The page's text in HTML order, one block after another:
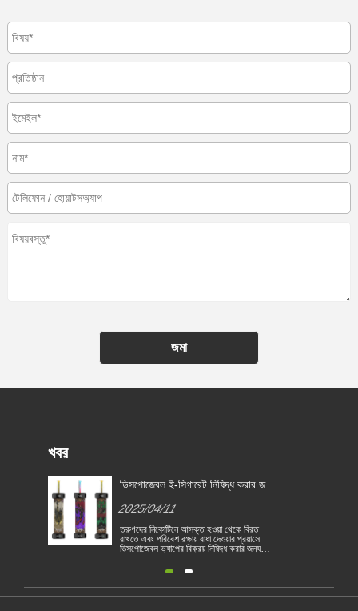
জমা
খবর
ডিসপোজেবল ই-সিগারেট নিষিদ্ধ করার জন্য
2025/04/11
তরুণদের নিকোটিনে আসক্ত হওয়া থেকে বিরত
রাখতে এবং পরিবেশ রক্ষায় বাধা দেওয়ার প্রয়াসে
ডিসপোজেবল ভ্যাপের বিক্রয় নিষিদ্ধ করার জন্য
জানুয়ারী থেকে স্বাস্থ্য ও পরিবেশগত ভিত্তিতে
নিষিদ্ধ করা হয়েছে। ইইউ দেশগুলি তামা......